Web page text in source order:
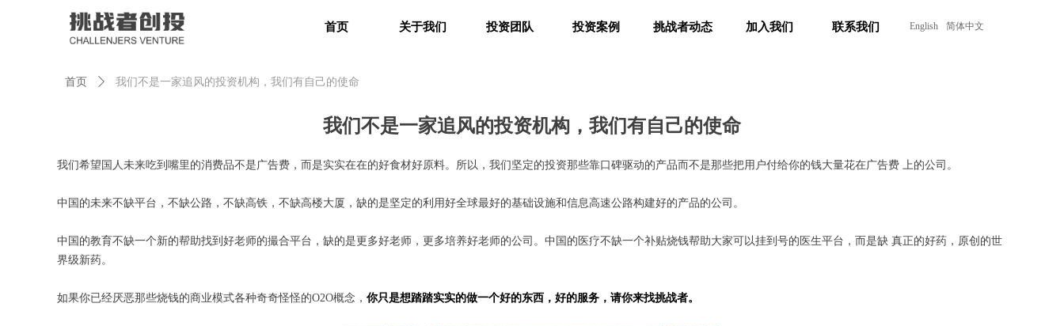
首页
首页
关于我们 投资团队 投资案例 挑战者动态 加入我们 联系我们 English 简体中文
我们不是一家追风的投资机构，我们有自己的使命
我们希望国人未来吃到嘴里的消费品不是广告费，而是实实在在的好食材好原料。所以，我们坚定的投资那些靠口碑驱动的产品而不是那些把用户付给你的钱大量花在广告费 上的公司。
中国的未来不缺平台，不缺公路，不缺高铁，不缺高楼大厦，缺的是坚定的利用好全球最好的基础设施和信息高速公路构建好的产品的公司。
中国的教育不缺一个新的帮助找到好老师的撮合平台，缺的是更多好老师，更多培养好老师的公司。中国的医疗不缺一个补贴烧钱帮助大家可以挂到号的医生平台，而是缺 真正的好药，原创的世
界级新药。
如果你已经厌恶那些烧钱的商业模式各种奇奇怪怪的O2O概念， 你只是想踏踏实实的做一个好的东西，好的服务，请你来找挑战者。
首页 ꄲ 我们不是一家追风的投资机构，我们有自己的使命